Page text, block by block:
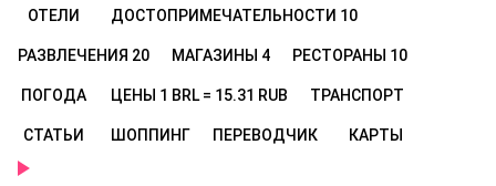
ОТЕЛИ ДОСТОПРИМЕЧАТЕЛЬНОСТИ 10
РАЗВЛЕЧЕНИЯ 20 МАГАЗИНЫ 4 РЕСТОРАНЫ 10
ПОГОДА ЦЕНЫ 1 BRL = 15.31 RUB ТРАНСПОРТ
СТАТЬИ ШОППИНГ ПЕРЕВОДЧИК КАРТЫ
